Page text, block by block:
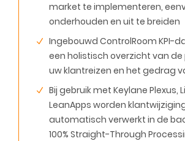
market te implementeren,
onderhouden en uit te breiden
Ingebouwd ControlRoom KPI-
een holistisch overzicht van
uw klantreizen en het gedrag
Bij gebruik met Keylane Plexus,
LeanApps worden
automatisch verwerkt in de
100% Straight-Through